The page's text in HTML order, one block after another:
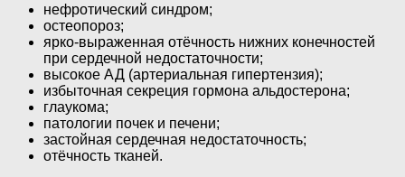
нефротический синдром;
остеопороз;
ярко-выраженная отёчность нижних конечностей
при сердечной недостаточности;
высокое АД (артериальная гипертензия);
избыточная секреция гормона альдостерона;
глаукома;
патологии почек и печени;
застойная сердечная недостаточность;
отёчность тканей.